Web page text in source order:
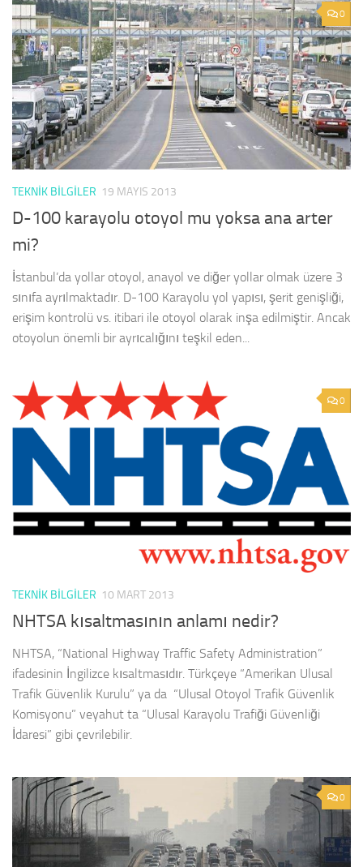
0
TEKNIK BILGILER 19 MAYIS 2013
D-100 karayolu otoyol mu yoksa ana arter
mi?
İstanbul’da yollar otoyol, anayol ve diğer yollar olmak üzere 3
sınıfa ayrılmaktadır. D-100 Karayolu yol yapısı, şerit genişliği,
erişim kontrolü vs. itibari ile otoyol olarak inşa edilmiştir. Ancak
otoyolun önemli bir ayrıcalığını teşkil eden...
0
TEKNIK BILGILER 10 MART 2013
NHTSA kısaltmasının anlamı nedir?
NHTSA, “National Highway Traffic Safety Administration”
ifadesinin İngilizce kısaltmasıdır. Türkçeye “Amerikan Ulusal
Trafik Güvenlik Kurulu” ya da “Ulusal Otoyol Trafik Güvenlik
Komisyonu” veyahut ta “Ulusal Karayolu Trafiği Güvenliği
İdaresi” gibi çevrilebilir.
0